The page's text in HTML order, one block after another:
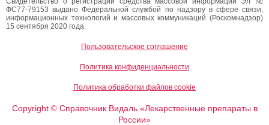
ФС77-79153 выдано Федеральной службой по надзору в сфере связи,
информационных технологий и массовых коммуникаций (Роскомнадзор)
15 сентября 2020 года.
Пользовательское соглашение
Политика конфиденциальности
Политика обработки файлов cookie
Copyright ©Справочник Видаль «Лекарственные препараты в
России»